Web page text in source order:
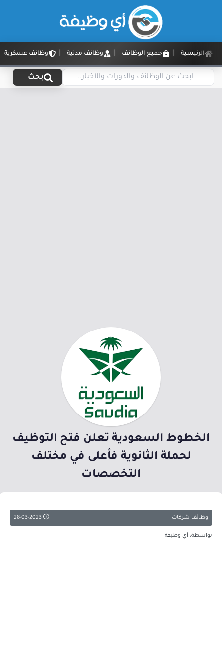
الرئيسية جميع الوظائف وظائف مدنية وظائف عسكرية
بحث
الخطوط السعودية تعلن فتح التوظيف
لحملة الثانوية فأعلى في مختلف
التخصصات
وظائف شركات
بواسطة: أي وظيفة